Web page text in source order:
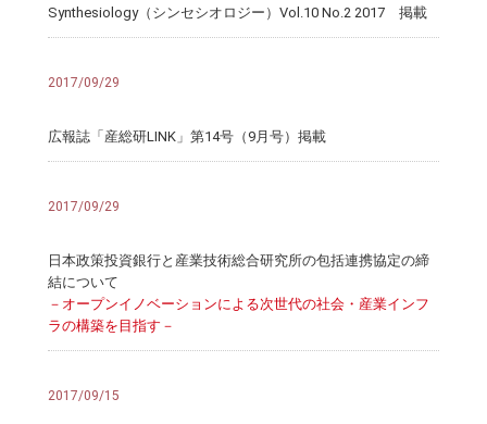
Synthesiology（シンセシオロジー）Vol.10 No.2 2017 掲載
2017/09/29
広報誌「産総研LINK」第14号（9月号）掲載
2017/09/29
日本政策投資銀行と産業技術総合研究所の包括連携協定の締
結について
－オープンイノベーションによる次世代の社会・産業インフ
ラの構築を目指す－
2017/09/15